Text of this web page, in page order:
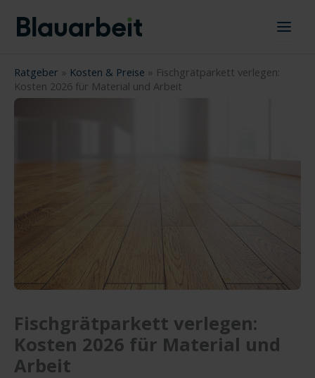
Inhalt
springen
Ratgeber » Kosten & Preise » Fischgrätparkett verlegen:
Kosten 2026 für Material und Arbeit
Fischgrätparkett verlegen:
Kosten 2026 für Material und
Arbeit